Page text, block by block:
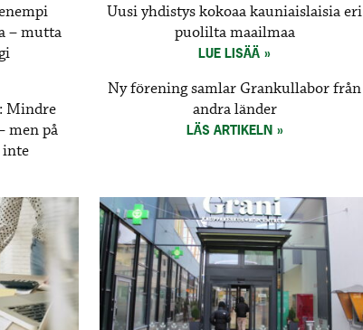
– mutta
Mindre
men på
Uusi yhdistys kokoaa kauniaislaisia eri
puolilta maailmaa
LUE LISÄÄ
Ny förening samlar Grankullabor från
andra länder
LÄS ARTIKELN